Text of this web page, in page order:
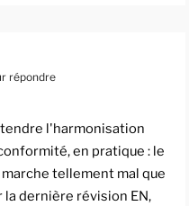
répondre
l'harmonisation
en pratique : le
tellement mal que
dernière révision EN,